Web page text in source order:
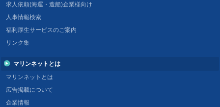
求人依頼(海運・造船)企業様向け
人事情報検索
福利厚生サービスのご案内
リンク集
マリンネットとは
マリンネットとは
広告掲載について
企業情報